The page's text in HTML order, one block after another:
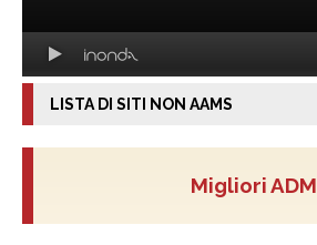
LISTA DI SITI NON AAMS
Migliori ADM